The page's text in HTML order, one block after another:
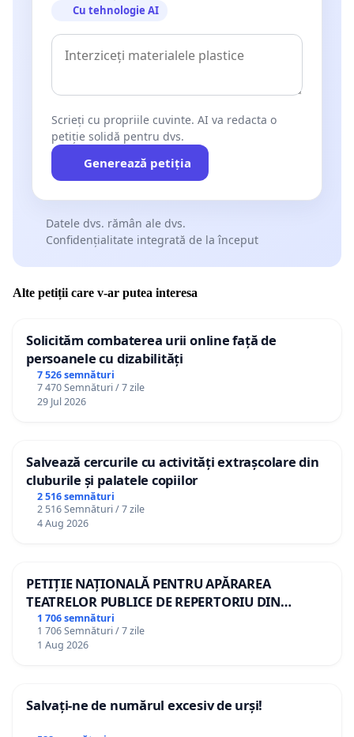
Cu tehnologie AI
Scrieți cu propriile cuvinte. AI va redacta o
petiție solidă pentru dvs.
Generează petiția
Datele dvs. rămân ale dvs.
Confidențialitate integrată de la început
Alte petiții care v-ar putea interesa
Solicităm combaterea urii online față de
persoanele cu dizabilități
7 526 semnături
7 470 Semnături / 7 zile
29 Jul 2026
Salvează cercurile cu activități extrașcolare din
cluburile și palatele copiilor
2 516 semnături
2 516 Semnături / 7 zile
4 Aug 2026
PETIȚIE NAȚIONALĂ PENTRU APĂRAREA
TEATRELOR PUBLICE DE REPERTORIU DIN
ROMÂNIA
1 706 semnături
1 706 Semnături / 7 zile
1 Aug 2026
Salvați-ne de numărul excesiv de urși!